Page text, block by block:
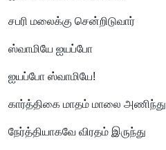
சபரி மலைக்கு சென்றிடுவார்
ஸ்வாமியே ஐயப்போ
ஐயப்போ ஸ்வாமியே!
கார்த்திகை மாதம் மாலை அணிந்து
நேர்த்தியாகவே விரதம் இருந்து